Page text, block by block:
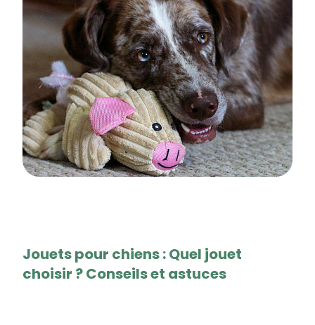
Jouets pour chiens : Quel jouet
choisir ? Conseils et astuces